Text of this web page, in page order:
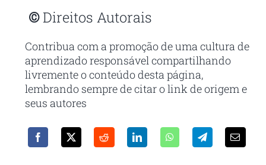
©Direitos Autorais
Contribua com a promoção de uma cultura de
aprendizado responsável compartilhando
livremente o conteúdo desta página,
lembrando sempre de citar o link de origem e
seus autores